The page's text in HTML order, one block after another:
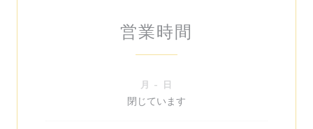
営業時間
月 - 日
閉じています